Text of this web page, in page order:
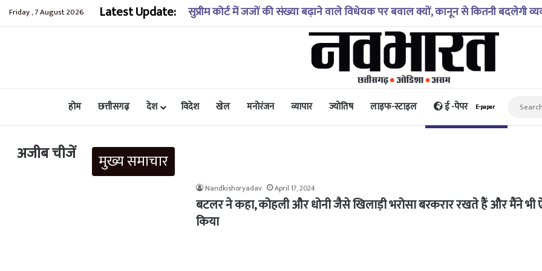
Friday , 7 August 2026 Latest Update: आज का राशिफल: 07 अगस्त 2026 – जानिए! कैसा रहेगा आपका आज का दिन?
होम छत्तीसगढ़ देश विदेश खेल मनोरंजन व्यापार ज्योतिष लाइफ-स्टाइल ई -पेपर E-paper
अजीब चीजें मुख्य समाचार
Nandkishoryadav April 17, 2024
बटलर ने कहा, कोहली और धोनी जैसे खिलाड़ी भरोसा बरकरार रखते हैं और मैंने भी
किया